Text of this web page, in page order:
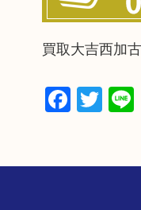
買取大吉西加